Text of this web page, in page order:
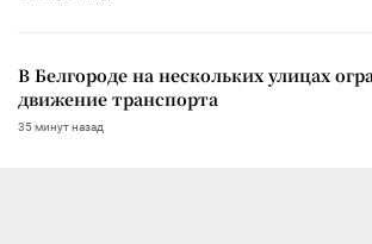
В Белгороде на нескольких улицах
движение транспорта
35 минут назад